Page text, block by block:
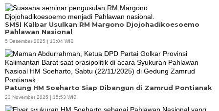
SMSI Kalbar Usulkan RM Margono Djojohadikoesoemo
Pahlawan Nasional
5 Desember 2025 | 13:04 WIB
Patung HM Soeharto Siap Dibangun di Zamrud Pontianak
23 November 2025 | 15:53 WIB